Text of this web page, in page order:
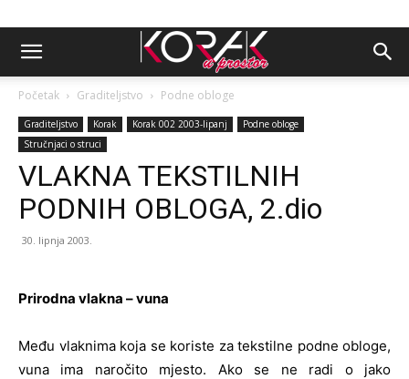
Početak Graditeljstvo Podne obloge
Graditeljstvo Korak Korak 002 2003-lipanj
Podne obloge
Stručnjaci o struci
VLAKNA TEKSTILNIH
PODNIH OBLOGA, 2.dio
30. lipnja 2003.
Prirodna vlakna – vuna
Među vlaknima koja se koriste za tekstilne podne obloge,
vuna ima naročito mjesto. Ako se ne radi o jako